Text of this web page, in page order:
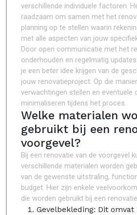
verschillende individuele factoren.
raadzaam om samen met het
planning op te stellen waarin
met alle aspecten van jouw
Door open communicatie met het
onderhouden en regelmatig
je een beter idee krijgen van de
jouw renovatieproject. Op die
verwachtingen stellen en eventuele
minimaliseren tijdens het proces.
Welke materialen
gebruikt bij een
voorgevel?
Bij een renovatie van de voorgevel
verschillende materialen worden
van de gewenste uitstraling,
budget. Hier zijn enkele
die worden gebruikt bij een
Gevelbekleding: Dit